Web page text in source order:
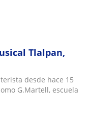
Tlalpan,
desde hace 15
G.Martell, escuela